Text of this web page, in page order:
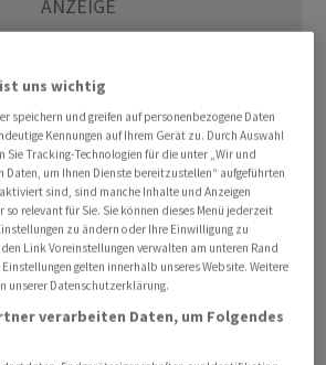
in Nordafrika hat grosse Öl- und
Land selbst ist der Treibstoff aber
der Vergangenheit kam es häufig zu
Stromabschaltungen, oft war das
Lage hat sich aber inzwischen
seit einigen Jahren wieder mehr
uns wichtig
speichern und greifen auf personenbezogene Daten
Kennungen auf Ihrem Gerät zu. Durch Auswahl
Tracking-Technologien für die unter „Wir und
Daten, um Ihnen Dienste bereitzustellen“ aufgeführten
sind, sind manche Inhalte und Anzeigen
so relevant für Sie. Sie können dieses Menü jederzeit
zu ändern oder Ihre Einwilligung zu
Link Voreinstellungen verwalten am unteren Rand
gelten innerhalb unseres Website. Weitere
unserer Datenschutzerklärung.
verarbeiten Daten, um Folgendes